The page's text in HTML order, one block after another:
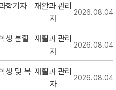
학기자
재활과 관리
자
2026.08.04
생 분할
재활과 관리
자
2026.08.04
생 및 복 재활과 관리
자
2026.08.04